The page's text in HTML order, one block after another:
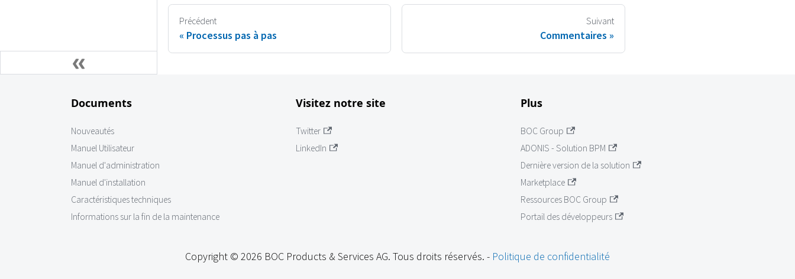
Précédent
Processus pas à pas
Suivant
Commentaires
Documents
Nouveautés
Manuel Utilisateur
Manuel d'administration
Manuel d'installation
Caractéristiques techniques
Informations sur la fin de la maintenance
Visitez notre site
Twitter
LinkedIn
Plus
BOC Group
ADONIS - Solution BPM
Dernière version de la solution
Marketplace
Ressources BOC Group
Portail des développeurs
Copyright © 2026 BOC Products & Services AG. Tous droits réservés. - Politique de confidentialité